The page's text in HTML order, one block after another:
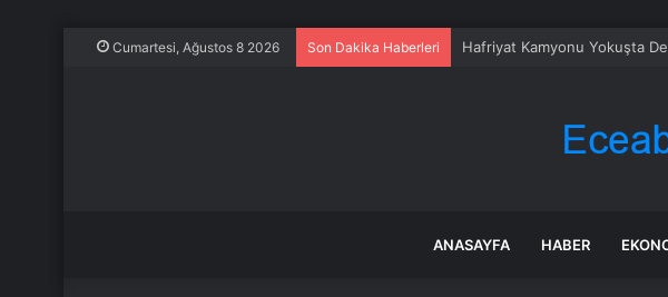
Cumartesi, Ağustos 8 2026 Son Dakika Haberleri Hafriyat Kamyonu Yokuşta
ANASAYFA HABER